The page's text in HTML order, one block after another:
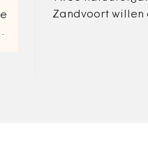
Zandvoort willen